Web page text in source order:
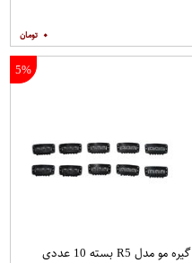
۰
5%
گیره مو مدل R5 بسته 10 عددی